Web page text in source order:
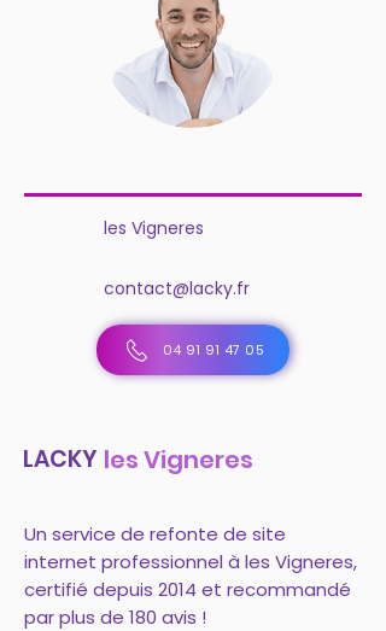
les Vigneres
contact@lacky.fr
04 91 91 47 05
LACKY les Vigneres
Un service de refonte de site
internet professionnel à les Vigneres,
certifié depuis 2014 et recommandé
par plus de 180 avis !